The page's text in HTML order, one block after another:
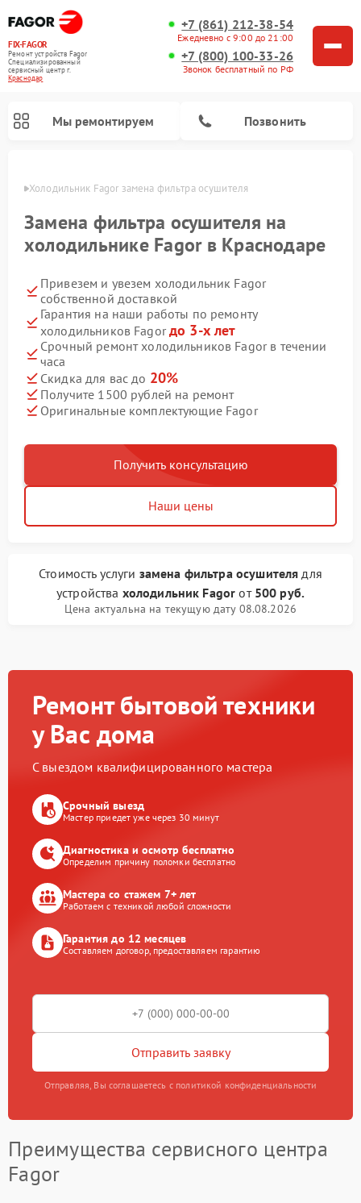
FIX-FAGOR
Ремонт устройств Fagor
Специализированный
cервисный центр г.
Краснодар
+7 (861) 212-38-54
Ежедневно с 9:00 до 21:00
+7 (800) 100-33-26
Звонок бесплатный по РФ
Мы ремонтируем Позвонить
Холодильник Fagor замена фильтра осушителя
Замена фильтра осушителя на
холодильнике Fagor в Краснодаре
Привезем и увезем холодильник Fagor
собственной доставкой
Гарантия на наши работы по ремонту
холодильников Fagorдо 3-х лет
Срочный ремонт холодильников Fagor в течении
часа
Скидка для вас до 20%
Получите 1500 рублей на ремонт
Оригинальные комплектующие Fagor
Получить консультацию
Наши цены
Стоимость услуги замена фильтра осушителя для
устройства холодильник Fagor от 500 руб.
Цена актуальна на текущую дату 08.08.2026
Ремонт бытовой техники
у Вас дома
С выездом квалифицированного мастера
Срочный выезд
Мастер приедет уже через 30 минут
Диагностика и осмотр бесплатно
Определим причину поломки бесплатно
Мастера со стажем 7+ лет
Работаем с техникой любой сложности
Гарантия до 12 месяцев
Составляем договор, предоставляем гарантию
Отправить заявку
Отправляя, Вы соглашаетесь с политикой конфиденциальности
Преимущества сервисного центра
Fagor